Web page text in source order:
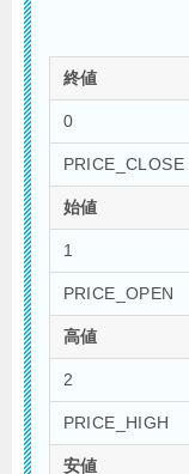
終値
0
PRICE_CLOSE
始値
1
PRICE_OPEN
高値
2
PRICE_HIGH
安値